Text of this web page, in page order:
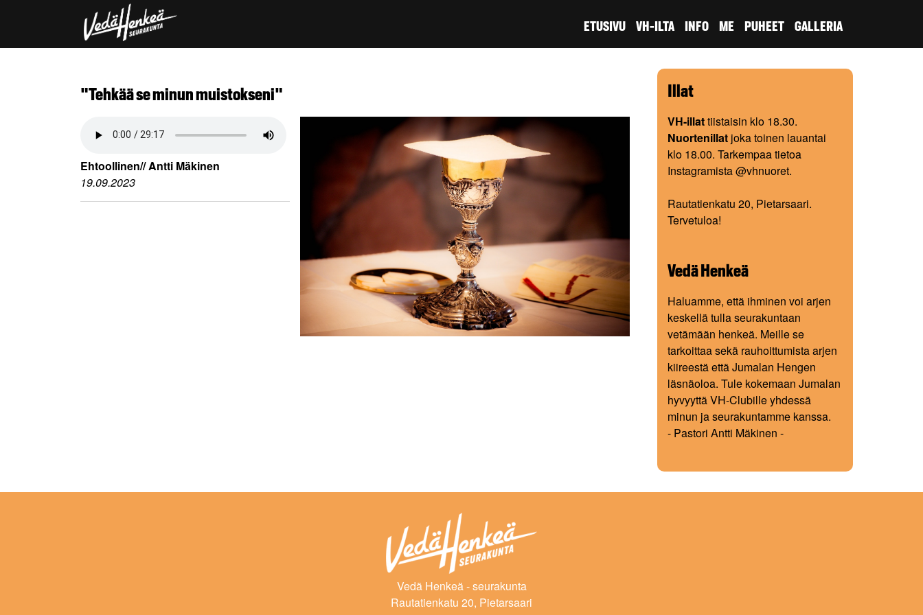
ETUSIVU VH-ILTA INFO ME PUHEET GALLERIA
"Tehkää se minun muistokseni"
Ehtoollinen// Antti Mäkinen
19.09.2023
Illat
VH-illattiistaisin klo 18.30.
Nuortenillat joka toinen lauantai
klo 18.00. Tarkempaa tietoa
Instagramista @vhnuoret.
Rautatienkatu 20, Pietarsaari.
Tervetuloa!
Vedä Henkeä
Haluamme, että ihminen voi arjen
keskellä tulla seurakuntaan
vetämään henkeä. Meille se
tarkoittaa sekä rauhoittumista arjen
kiireestä että Jumalan Hengen
läsnäoloa. Tule kokemaan Jumalan
hyvyyttä VH-Clubille yhdessä
minun ja seurakuntamme kanssa.
- Pastori Antti Mäkinen -
Vedä Henkeä - seurakunta
Rautatienkatu 20, Pietarsaari